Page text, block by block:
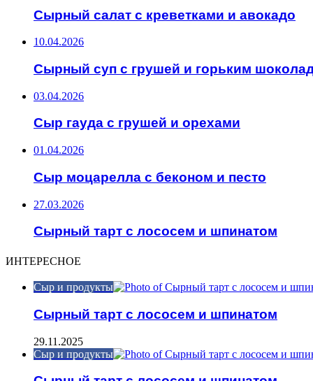
Сырный салат с креветками и авокадо
10.04.2026
Сырный суп с грушей и горьким
03.04.2026
Сыр гауда с грушей и орехами
01.04.2026
Сыр моцарелла с беконом и песто
27.03.2026
Сырный тарт с лососем и шпинатом
ИНТЕРЕСНОЕ
Сыр и продукты
Сырный тарт с лососем и шпинатом
29.11.2025
Сыр и продукты